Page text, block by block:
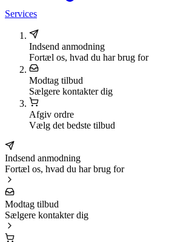
Services
Indsend anmodning
Fortæl os, hvad du har brug for
Modtag tilbud
Sælgere kontakter dig
Afgiv ordre
Vælg det bedste tilbud
Indsend anmodning
Fortæl os, hvad du har brug for
Modtag tilbud
Sælgere kontakter dig